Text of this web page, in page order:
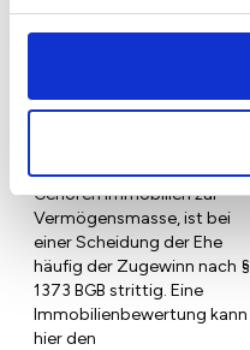
regionalen Marktes.
Gehören Immobilien zur
Vermögensmasse, ist bei
einer Scheidung der Ehe
häufig der Zugewinn nach §
1373 BGB strittig. Eine
Immobilienbewertung kann
hier den